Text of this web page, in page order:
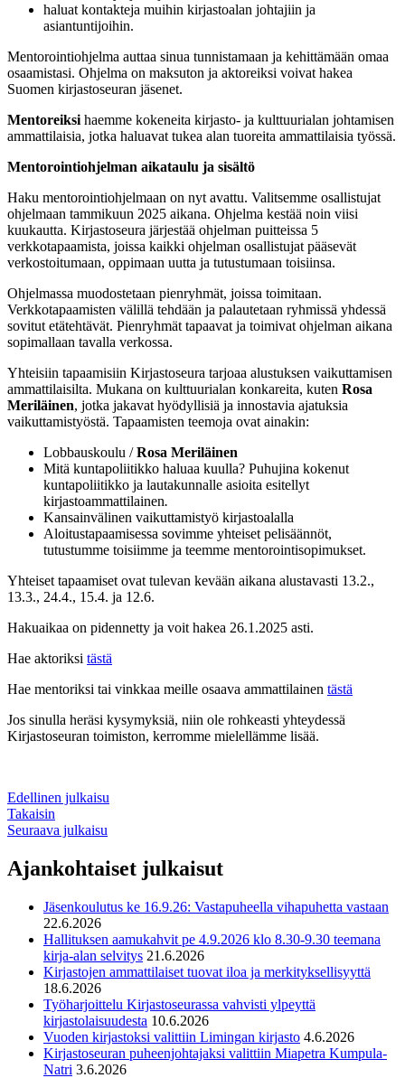
haluat kontakteja muihin kirjastoalan johtajiin ja
asiantuntijoihin.
Mentorointiohjelma auttaa sinua tunnistamaan ja kehittämään omaa
osaamistasi. Ohjelma on maksuton ja aktoreiksi voivat hakea
Suomen kirjastoseuran jäsenet.
Mentoreiksi haemme kokeneita kirjasto- ja kulttuurialan johtamisen
ammattilaisia, jotka haluavat tukea alan tuoreita ammattilaisia työssä.
Mentorointiohjelman aikataulu ja sisältö
Haku mentorointiohjelmaan on nyt avattu. Valitsemme osallistujat
ohjelmaan tammikuun 2025 aikana. Ohjelma kestää noin viisi
kuukautta. Kirjastoseura järjestää ohjelman puitteissa 5
verkkotapaamista, joissa kaikki ohjelman osallistujat pääsevät
verkostoitumaan, oppimaan uutta ja tutustumaan toisiinsa.
Ohjelmassa muodostetaan pienryhmät, joissa toimitaan.
Verkkotapaamisten välillä tehdään ja palautetaan ryhmissä yhdessä
sovitut etätehtävät. Pienryhmät tapaavat ja toimivat ohjelman aikana
sopimallaan tavalla verkossa.
Yhteisiin tapaamisiin Kirjastoseura tarjoaa alustuksen vaikuttamisen
ammattilaisilta. Mukana on kulttuurialan konkareita, kuten Rosa
Meriläinen, jotka jakavat hyödyllisiä ja innostavia ajatuksia
vaikuttamistyöstä. Tapaamisten teemoja ovat ainakin:
Lobbauskoulu /Rosa Meriläinen
Mitä kuntapoliitikko haluaa kuulla? Puhujina kokenut
kuntapoliitikko ja lautakunnalle asioita esitellyt
kirjastoammattilainen.
Kansainvälinen vaikuttamistyö kirjastoalalla
Aloitustapaamisessa sovimme yhteiset pelisäännöt,
tutustumme toisiimme ja teemme mentorointisopimukset.
Yhteiset tapaamiset ovat tulevan kevään aikana alustavasti 13.2.,
13.3., 24.4., 15.4. ja 12.6.
Hakuaikaa on pidennetty ja voit hakea 26.1.2025 asti.
Hae aktoriksi tästä
Hae mentoriksi tai vinkkaa meille osaava ammattilainen tästä
Jos sinulla heräsi kysymyksiä, niin ole rohkeasti yhteydessä
Kirjastoseuran toimiston, kerromme mielellämme lisää.
Edellinen julkaisu
Takaisin
Seuraava julkaisu
Ajankohtaiset julkaisut
Jäsenkoulutus ke 16.9.26: Vastapuheella vihapuhetta vastaan
22.6.2026
Hallituksen aamukahvit pe 4.9.2026 klo 8.30-9.30 teemana
kirja-alan selvitys 21.6.2026
Kirjastojen ammattilaiset tuovat iloa ja merkityksellisyyttä
18.6.2026
Työharjoittelu Kirjastoseurassa vahvisti ylpeyttä
kirjastolaisuudesta 10.6.2026
Vuoden kirjastoksi valittiin Limingan kirjasto 4.6.2026
Kirjastoseuran puheenjohtajaksi valittiin Miapetra Kumpula-
Natri 3.6.2026